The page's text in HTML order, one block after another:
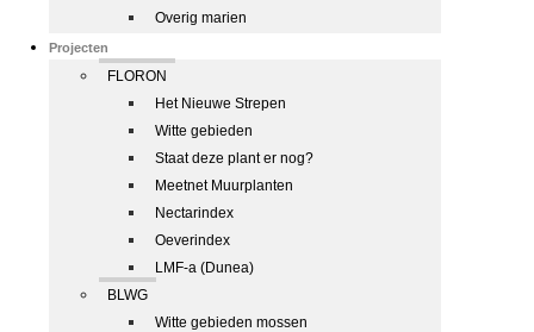
Overig marien
Projecten
FLORON
Het Nieuwe Strepen
Witte gebieden
Staat deze plant er nog?
Meetnet Muurplanten
Nectarindex
Oeverindex
LMF-a (Dunea)
BLWG
Witte gebieden mossen